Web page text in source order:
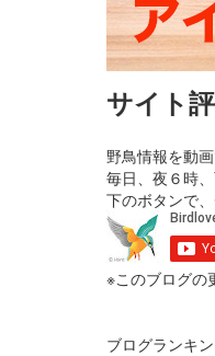
サイト
野鳥情報を動
毎日、夜６時
下のボタンで
※このブログの
ブログランキ